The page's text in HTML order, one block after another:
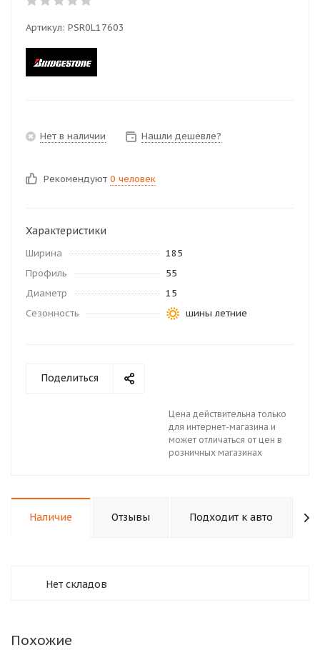
Артикул: PSR0L17603
Нет в наличии Нашли дешевле?
Рекомендуют 0 человек
Характеристики
Ширина
185
Профиль
55
Диаметр
15
Сезонность
шины летние
Поделиться
Цена действительна только
для интернет-магазина и
может отличаться от цен в
розничных магазинах
Наличие Отзывы Подходит к авто
Нет складов
Похожие